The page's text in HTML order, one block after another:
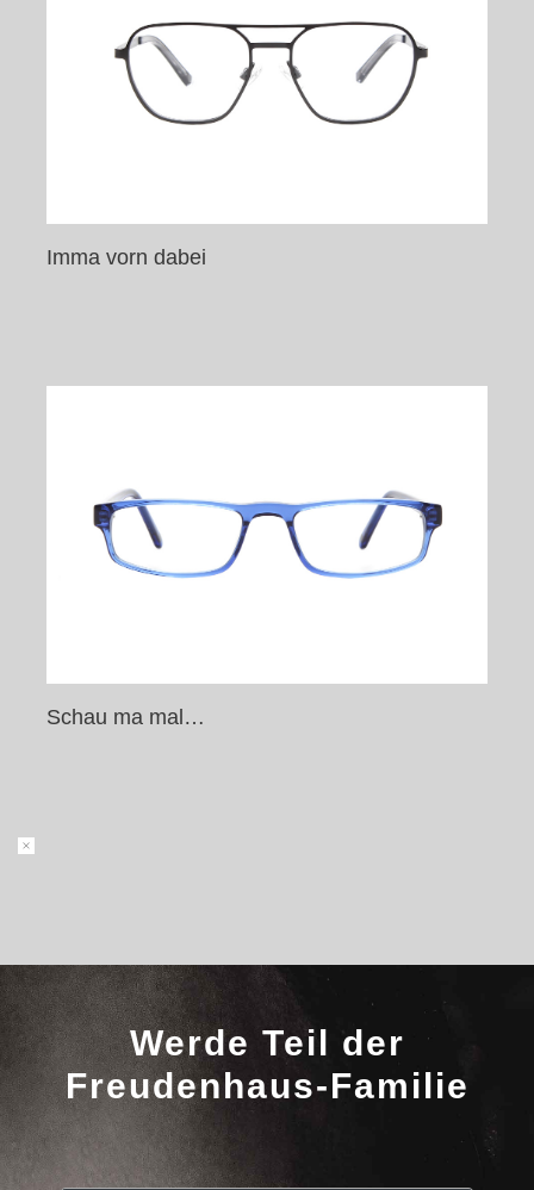
Imma vorn dabei
Schau ma mal…
Werde Teil der
Freudenhaus-Familie